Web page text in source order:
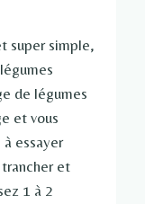
super simple,
de légumes
et vous
essayer
trancher et
1 à 2